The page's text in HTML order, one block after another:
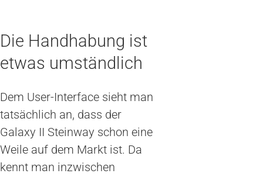
Die Handhabung ist
etwas umständlich
Dem User-Interface sieht man
tatsächlich an, dass der
Galaxy II Steinway schon eine
Weile auf dem Markt ist. Da
kennt man inzwischen